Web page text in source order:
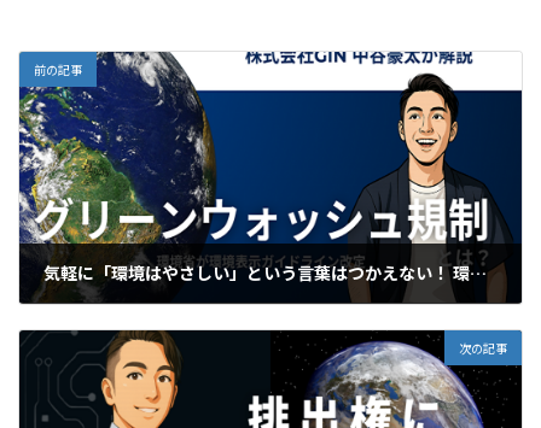
前の記事
気軽に「環境はやさしい」という言葉はつかえない！ 環境表示ガイドラインの改訂について解説【脱炭素GXチャンネル】
次の記事